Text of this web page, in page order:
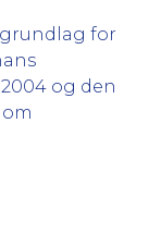
for
og den